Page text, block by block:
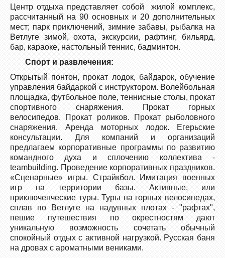
Центр отдыха представляет собой жилой комплекс,
рассчитанный на 90 основных и 20 дополнительных
мест; парк приключений, зимние забавы, рыбалка на
Ветлуге зимой, охота, экскурсии, рафтинг, бильярд,
бар, караоке, настольный теннис, бадминтон.
Спорт и развлечения:
Открытый понтон, прокат лодок, байдарок, обучение
управления байдаркой с инструктором. Волейбольная
площадка, футбольное поле, теннисные столы, прокат
спортивного снаряжения. Прокат горных
велосипедов. Прокат роликов. Прокат рыболовного
снаряжения. Аренда моторных лодок. Егерьские
консультации. Для компаний и организаций
предлагаем корпоративные программы по развитию
командного духа и сплочению коллектива -
teambuilding. Проведение корпоративных праздников.
«Сценарные» игры. Страйкбол. Имитация военных
игр на территории базы. Активные, или
приключенческие туры. Туры на горных велосипедах,
сплав по Ветлуге на надувных плотах - "рафтах",
пешие путешествия по окрестностям дают
уникальную возможность сочетать обычный
спокойный отдых с активной нагрузкой. Русская баня
на дровах с ароматными вениками.